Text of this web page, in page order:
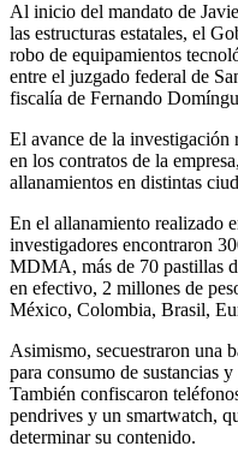
Al inicio del mandato de
las estructuras estatales, el
robo de equipamientos
entre el juzgado federal de
fiscalía de Fernando
El avance de la
en los contratos de la
allanamientos en distintas
En el allanamiento realizado
investigadores encontraron
MDMA, más de 70 pastillas
en efectivo, 2 millones de
México, Colombia, Brasil,
Asimismo, secuestraron una
para consumo de sustancias
También confiscaron
pendrives y un smartwatch,
determinar su contenido.